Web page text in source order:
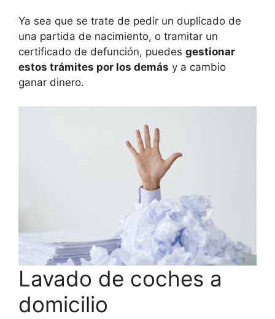
Ya sea que se trate de pedir un duplicado de
una partida de nacimiento, o tramitar un
certificado de defunción, puedes gestionar
estos trámites por los demás y a cambio
ganar dinero.
Lavado de coches a
domicilio